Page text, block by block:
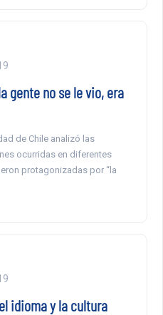
gente no se le vio, era
de Chile analizó las
ocurridas en diferentes
protagonizadas por “la
idioma y la cultura